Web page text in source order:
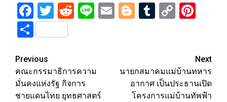
Facebook
Twitter
Reddit
LineEmailBlogger
Tumblr
Copy
Share
Post
navigation
Previous
คณะกรรมาธิการความ
มั่นคงแห่งรัฐ กิจการ
ชายแดนไทย ยุทธศาสตร์
Next
นายกสมาคมแม่บ้านทหาร
อากาศ เป็นประธานเปิด
โครงการแม่บ้านทัพฟ้า